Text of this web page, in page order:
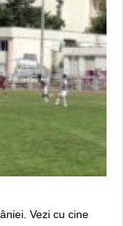
Vezi cu cine